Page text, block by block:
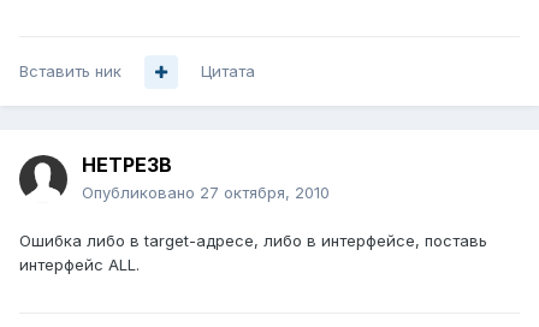
Вставить ник Цитата
HETPE3B
Опубликовано 27 октября, 2010
Ошибка либо в target-адресе, либо в интерфейсе, поставь
интерфейс ALL.